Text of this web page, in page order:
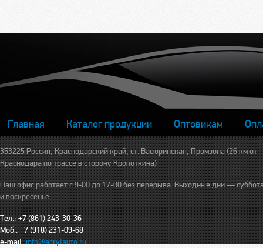
Главная Каталог продукции Оптовикам
353225 Россия, Краснодарский край, ст. Васюринская, Промзона (26 км от
Краснодара по трассе в сторону Кропоткина)
Наш офис работает с 9-00 до 17-00 без перерыва. Выходные дни —
и воскресенье.
Тел.: +7 (861) 243-30-36
Моб.: +7 (918) 231-09-68
e-mail:info@acrylauto.ru